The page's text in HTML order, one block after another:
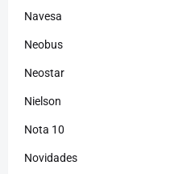
Navesa
Neobus
Neostar
Nielson
Nota 10
Novidades